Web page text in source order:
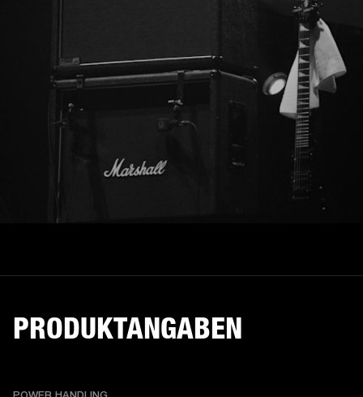
PRODUKTANGABEN
POWER HANDLING